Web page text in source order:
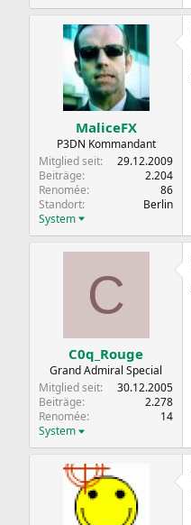
MaliceFX
P3DN Kommandant
Mitglied seit
29.12.2009
Beiträge
2.204
Renomée
86
Standort
Berlin
System
C
C0q_Rouge
Grand Admiral Special
Mitglied seit
30.12.2005
Beiträge
2.278
Renomée
14
System